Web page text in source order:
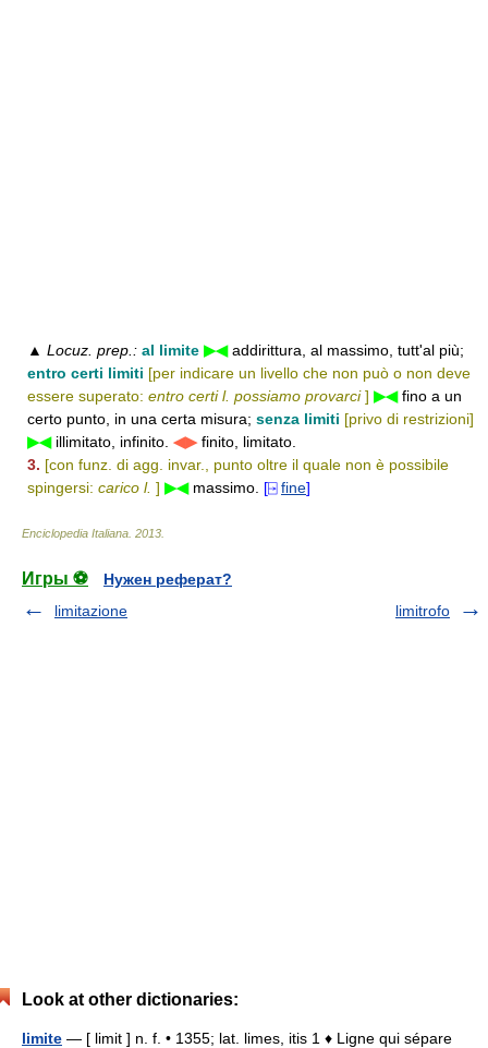
▲ Locuz. prep.: al limite ▶◀addirittura, al massimo, tutt'al più;
entro certi limiti [per indicare un livello che non può o non deve
essere superato: entro certi l. possiamo provarci] ▶◀fino a un
certo punto, in una certa misura; senza limiti [privo di restrizioni]
▶◀illimitato, infinito. ◀▶finito, limitato.
3. [con funz. di agg. invar., punto oltre il quale non è possibile
spingersi: carico l. ] ▶◀massimo. [⍈fine]
Enciclopedia Italiana 2013
Игры ⚽
Нужен реферат?
limitazione
limitrofo
Look at other dictionaries:
limite — [ limit ] n. f. • 1355; lat. limes, itis 1 ♦ Ligne qui sépare